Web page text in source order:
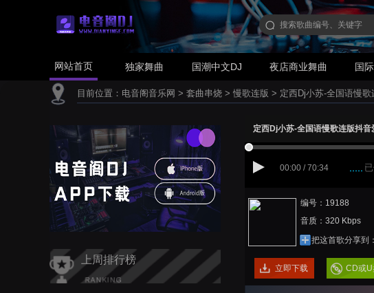
网站首页 独家舞曲 国潮中文DJ 夜店商业舞曲 国
目前位置： 电音阁音乐网 > 套曲串烧 > 慢歌连版 > 定西Dj小苏-全国语慢
上周排行榜
定西Dj小苏-全国语慢歌连版抖
00:00 / 70:34
编号：19188
音质：320 Kbps
把这首歌分享到：
立即下载 CD或U